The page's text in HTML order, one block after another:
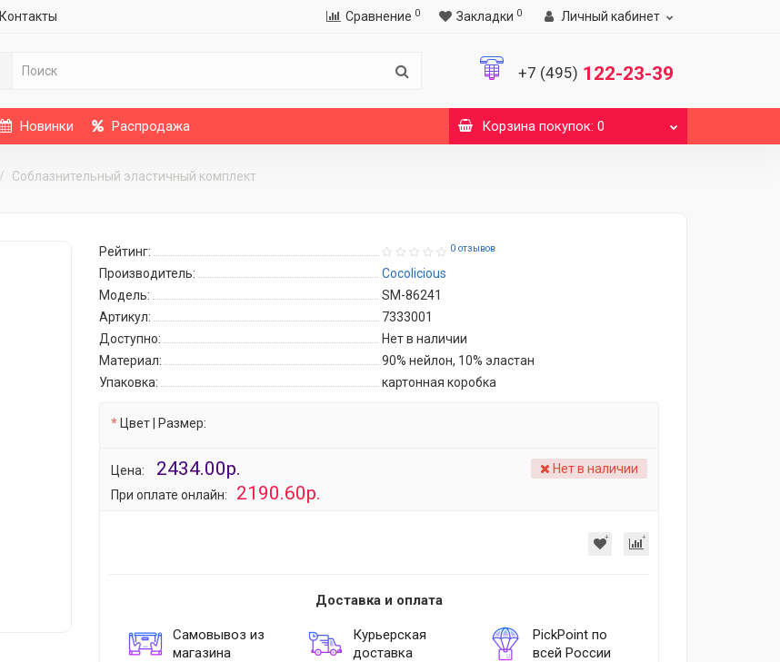
Контакты Сравнение 0 Закладки 0 Личный кабинет
+7 (495) 122-23-39
Новинки Распродажа Корзинапокупок: 0
Соблазнительный эластичный комплект
Рейтинг: 0 отзывов
Производитель:
Cocolicious
Модель:
SM-86241
Артикул:
7333001
Доступно:
Нет в наличии
Материал:
90% нейлон, 10% эластан
Упаковка:
картонная коробка
Цвет | Размер:
Цена: 2434.00р.
При оплате онлайн: 2190.60р.
Нет в наличии
Доставка и оплата
Самовывоз из
магазина
Курьерская
доставка
PickPoint по
всей России